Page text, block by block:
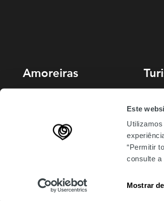
Este
“Permitir
consulte a
Mostrar
Amoreiras
amoreiras-shopping@mundicenter.pt
Av. Eng. Duarte Pacheco
Todos os direitos reservados © Mundicenter